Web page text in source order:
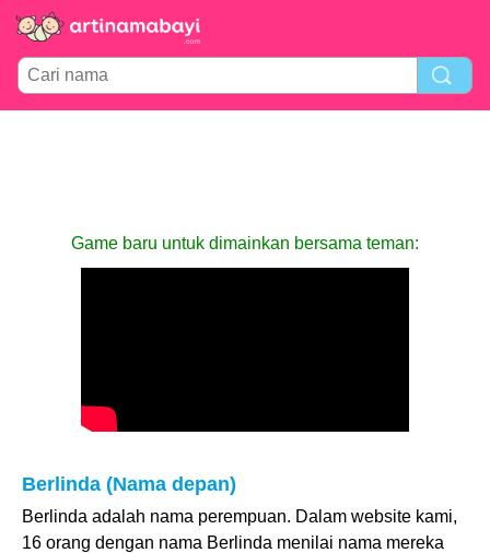
Game baru untuk dimainkan bersama teman:
Berlinda (Nama depan)
Berlinda adalah nama perempuan. Dalam website kami,
16 orang dengan nama Berlinda menilai nama mereka